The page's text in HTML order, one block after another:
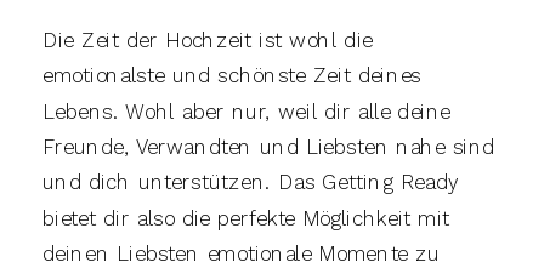
Die Zeit der Hochzeit ist wohl die
emotionalste und schönste Zeit deines
Lebens. Wohl aber nur, weil dir alle deine
Freunde, Verwandten und Liebsten nahe sind
und dich unterstützen. Das Getting Ready
bietet dir also die perfekte Möglichkeit mit
deinen Liebsten emotionale Momente zu